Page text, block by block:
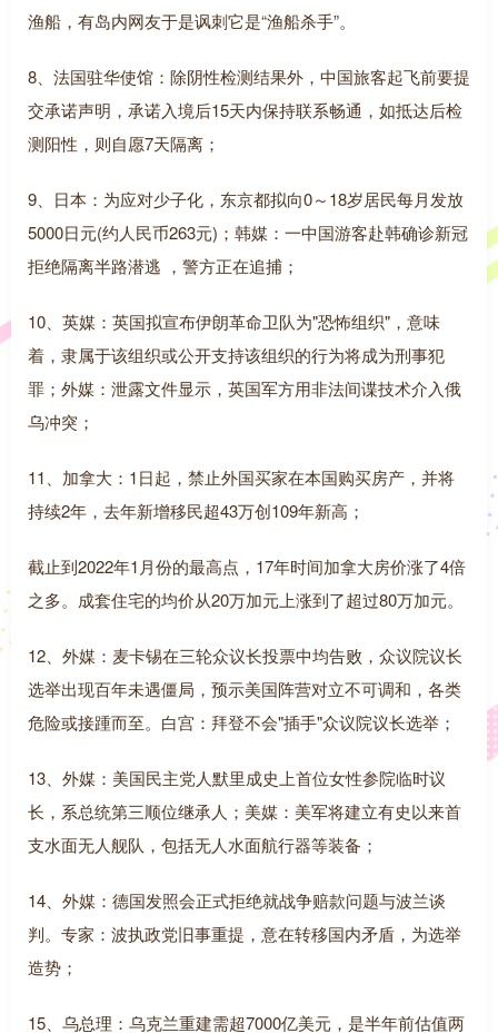
渔船，有岛内网友于是讽刺它是“渔船杀手”。
8、法国驻华使馆：除阴性检测结果外，中国旅客起飞前要提
交承诺声明，承诺入境后15天内保持联系畅通，如抵达后检
测阳性，则自愿7天隔离；
9、日本：为应对少子化，东京都拟向0～18岁居民每月发放
5000日元(约人民币263元)；韩媒：一中国游客赴韩确诊新冠
拒绝隔离半路潜逃 ，警方正在追捕；
10、英媒：英国拟宣布伊朗革命卫队为"恐怖组织"，意味
着，隶属于该组织或公开支持该组织的行为将成为刑事犯
罪；外媒：泄露文件显示，英国军方用非法间谍技术介入俄
乌冲突；
11、加拿大：1日起，禁止外国买家在本国购买房产，并将
持续2年，去年新增移民超43万创109年新高；
截止到2022年1月份的最高点，17年时间加拿大房价涨了4倍
之多。成套住宅的均价从20万加元上涨到了超过80万加元。
12、外媒：麦卡锡在三轮众议长投票中均告败，众议院议长
选举出现百年未遇僵局，预示美国阵营对立不可调和，各类
危险或接踵而至。白宫：拜登不会"插手"众议院议长选举；
13、外媒：美国民主党人默里成史上首位女性参院临时议
长，系总统第三顺位继承人；美媒：美军将建立有史以来首
支水面无人舰队，包括无人水面航行器等装备；
14、外媒：德国发照会正式拒绝就战争赔款问题与波兰谈
判。专家：波执政党旧事重提，意在转移国内矛盾，为选举
造势；
15、乌总理：乌克兰重建需超7000亿美元，是半年前估值两